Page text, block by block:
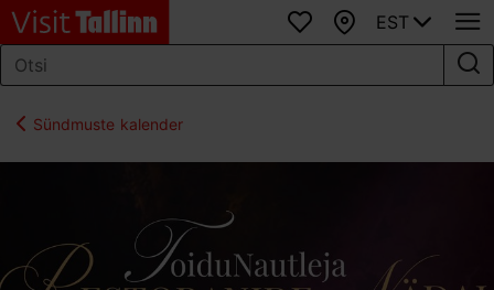
Lemmikud
Kaart
EST
Sündmuste kalender